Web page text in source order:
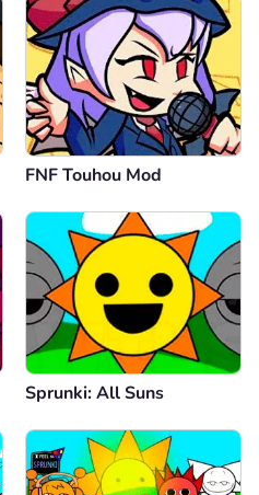
FNF Touhou Mod
Sprunki: All Suns